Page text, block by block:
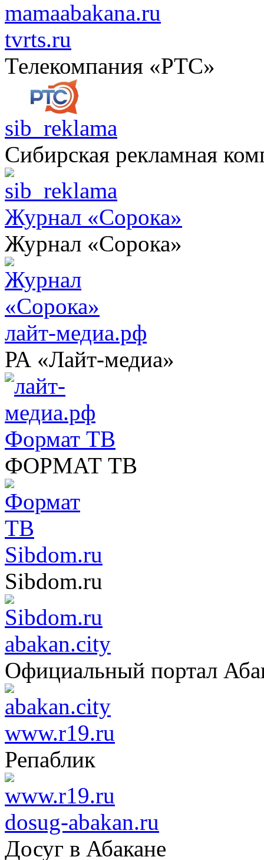
tvrts.ru
Телекомпания «РТС»
sib_reklama
Сибирская рекламная
Журнал «Сорока»
Журнал «Сорока»
лайт-медиа.рф
РА «Лайт-медиа»
Формат ТВ
ФОРМАТ ТВ
Sibdom.ru
Sibdom.ru
abakan.city
Официальный портал
www.r19.ru
Репаблик
dosug-abakan.ru
Досуг в Абакане